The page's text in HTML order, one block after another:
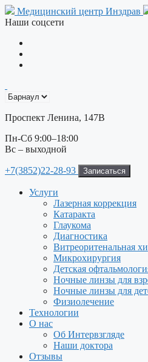
Перейти
к
Медицинский центр Инздрав
Наши соцсети
Проспект Ленина, 147В
Пн-Сб 9:00–18:00
Вс – выходной
+7(3852)22-28-93 Записаться
Услуги
Лазерная коррекция
Катаракта
Глаукома
Диагностика
Витреоритенальная
Микрохирургия
Детская
Ночные линзы для
Ночные линзы для
Физиолечение
Технологии
О нас
Об Интервзгляде
Наши доктора
Отзывы